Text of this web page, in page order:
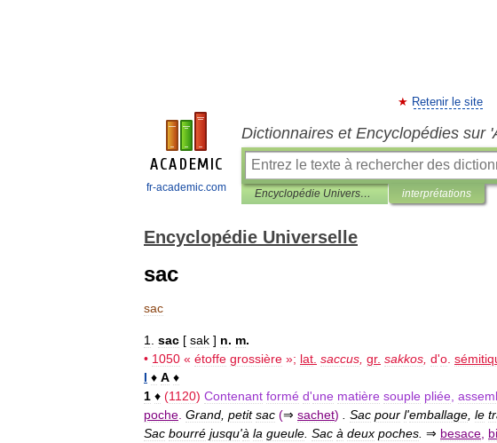
fr-academic.com
Retenir le site
Dictionnaires et Encyclopédies sur
Encyclopédie Universelle interprétations
Encyclopédie Universelle
sac
sac
1 sac [ sak ] n. m.
• 1050 « étoffe grossière »; lat saccus gr. sakkos d'o
I ♦ A ♦
1 ♦ (1120) Contenant formé d'une matière souple pliée
poche Grand petit sac (⇒ sachet) Sac pour l'emballage le
Sac bourré jusqu'à la gueule Sac à deux poches ⇒ besace